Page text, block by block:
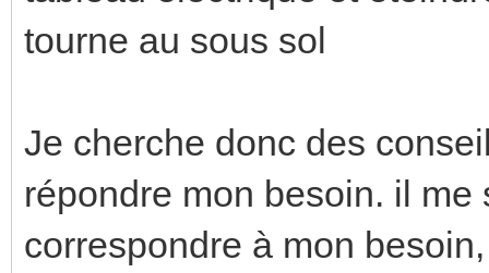
tourne au sous sol
Je cherche donc des
répondre mon besoin. il
correspondre à mon